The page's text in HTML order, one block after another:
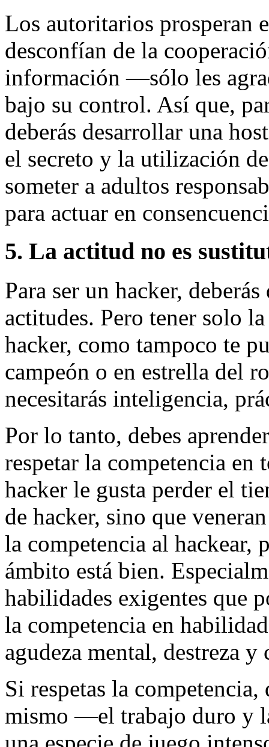
Los autoritarios prosperan
desconfían de la
información —sólo les
bajo su control. Así que,
deberás desarrollar una
el secreto y la utilización
someter a adultos
para actuar en
5. La actitud no es
Para ser un hacker,
actitudes. Pero tener solo
hacker, como tampoco te
campeón o en estrella del
necesitarás inteligencia,
Por lo tanto, debes
respetar la competencia en
hacker le gusta perder el
de hacker, sino que
la competencia al hackear,
ámbito está bien.
habilidades exigentes que
la competencia en
agudeza mental, destreza y
Si respetas la
mismo —el trabajo duro y